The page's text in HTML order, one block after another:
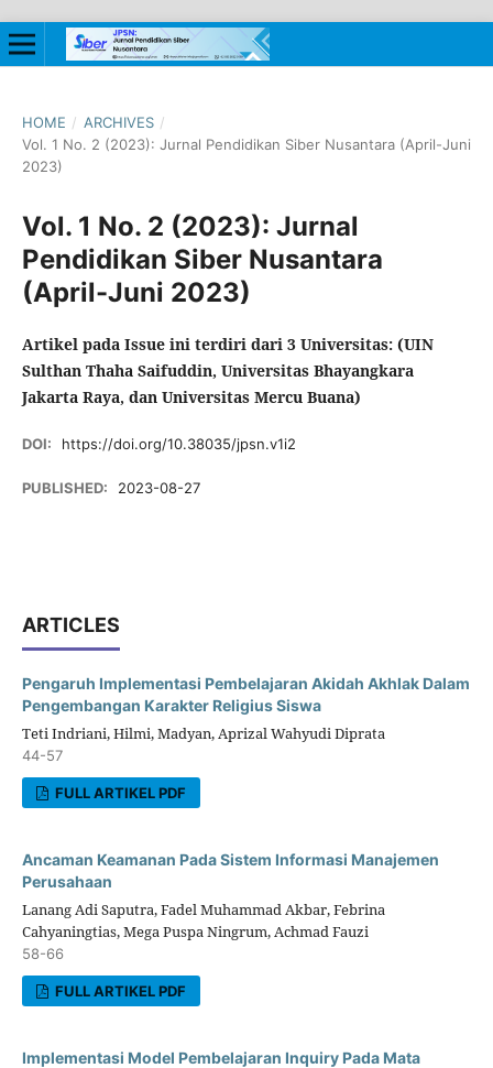
HOME / ARCHIVES /
Vol. 1 No. 2 (2023): Jurnal Pendidikan Siber Nusantara (April-Juni
2023)
Vol. 1 No. 2 (2023): Jurnal
Pendidikan Siber Nusantara
(April-Juni 2023)
Artikel pada Issue ini terdiri dari 3 Universitas: (UIN
Sulthan Thaha Saifuddin, Universitas Bhayangkara
Jakarta Raya, dan Universitas Mercu Buana)
DOI: https://doi.org/10.38035/jpsn.v1i2
PUBLISHED: 2023-08-27
ARTICLES
Pengaruh Implementasi Pembelajaran Akidah Akhlak Dalam
Pengembangan Karakter Religius Siswa
Teti Indriani, Hilmi, Madyan, Aprizal Wahyudi Diprata
44-57
FULL ARTIKEL PDF
Ancaman Keamanan Pada Sistem Informasi Manajemen
Perusahaan
Lanang Adi Saputra, Fadel Muhammad Akbar, Febrina
Cahyaningtias, Mega Puspa Ningrum, Achmad Fauzi
58-66
FULL ARTIKEL PDF
Implementasi Model Pembelajaran Inquiry Pada Mata